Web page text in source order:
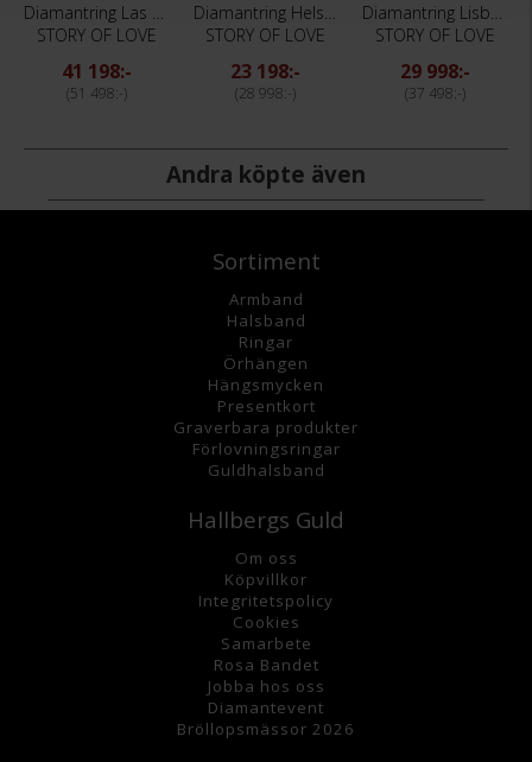
Diamantring Las Vegas 1,03 ct
STORY OF LOVE
41 198:-
51 498:-
Diamantring Helsinki 0,70 ct
STORY OF LOVE
23 198:-
28 998:-
Diamantring Lisbon 0,57 ct
STORY OF LOVE
29 998:-
37 498:-
Andra köpte även
Sortiment
Armband
Halsband
Ringar
Örhängen
Hängsmycken
Presentkort
Graverbara produkter
Förlovningsringar
Guldhalsband
Hallbergs Guld
Om oss
Köpvillkor
Integritetspolicy
Cookies
Samarbete
Rosa Bandet
Jobba hos oss
Diamantevent
Bröllopsmässor 2026